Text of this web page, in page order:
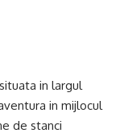
in largul
in mijlocul
de stanci